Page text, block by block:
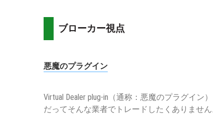
ブローカー視点
悪魔のプラグイン
Virtual Dealer plug-in（通称：悪魔のプラグイ
だってそんな業者でトレードしたくありません